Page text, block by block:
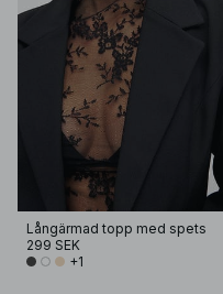
Långärmad topp med spets
299 SEK
+1